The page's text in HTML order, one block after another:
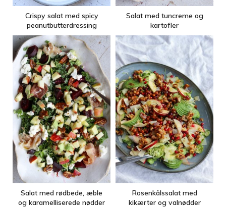
Crispy salat med spicy
peanutbutterdressing
Salat med tuncreme og
kartofler
Salat med rødbede, æble
og karamelliserede nødder
Rosenkålssalat med
kikærter og valnødder